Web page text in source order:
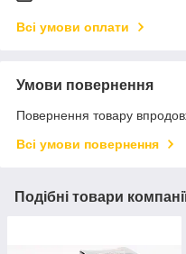
Всі умови оплати
Умови повернення
Повернення товару
Всі умови повернення
Подібні товари